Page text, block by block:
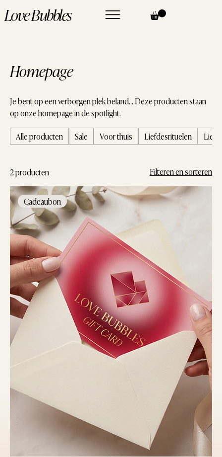
Love Bubbles
Homepage
Je bent op een verborgen plek beland… Deze producten staan
op onze homepage in de spotlight.
Alle producten
Sale Voor thuis Liefdesrituelen
2 producten Filteren en sorteren
Cadeaubon